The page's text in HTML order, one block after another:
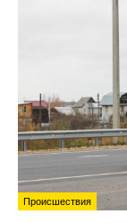
Происшествия